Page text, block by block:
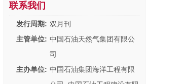
联系我们
发行周期: 双月刊
主管单位: 中国石油天然气集团有限公
司
主办单位: 中国石油集团海洋工程有限